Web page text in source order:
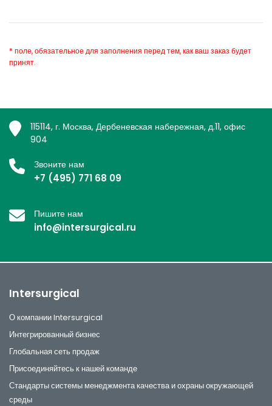
* поле, обязательное для заполнения перед тем, как ваш заказ будет
принят.
115114, г. Москва, Дербеневская набережная, д.11, офис
904
Звоните нам
+7 (495) 771 68 09
Пишите нам
info@intersurgical.ru
Intersurgical
О компании Intersurgical
Интегрированный бизнес
Глобальная сеть продаж
Присоединяйтесь к нашей команде
Стандарты системы менеджмента качества и охраны окружающей
среды